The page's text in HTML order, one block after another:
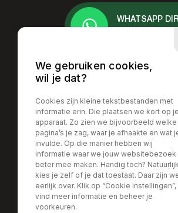
WHATSAPP
We gebruiken cookies,
wil je dat?
Cookies zijn kleine tekstbestanden met
informatie erin. Die plaatsen we kort op je
apparaat. Zo zien we bijvoorbeeld welke
pagina’s je zag, waar je afhaakte en wat
invulde. Op die manier hebben wij
informatie waar we jouw websitebezoek
beter mee maken. Handig toch? Natuurlijk
kies je zelf of je dat toestaat. Daar zijn
eerlijk over. Klik op “Cookie instellingen”,
vind meer informatie en beheer je
voorkeuren.